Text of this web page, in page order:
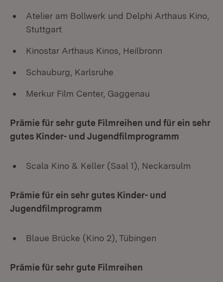
Atelier am Bollwerk und Delphi Arthaus Kino,
Stuttgart
Kinostar Arthaus Kinos, Heilbronn
Schauburg, Karlsruhe
Merkur Film Center, Gaggenau
Prämie für sehr gute Filmreihen und für ein sehr
gutes Kinder- und Jugendfilmprogramm
Scala Kino & Keller (Saal 1), Neckarsulm
Prämie für ein sehr gutes Kinder- und
Jugendfilmprogramm
Blaue Brücke (Kino 2), Tübingen
Prämie für sehr gute Filmreihen